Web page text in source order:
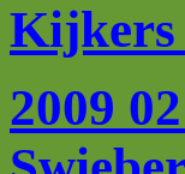
Kijkers
2009